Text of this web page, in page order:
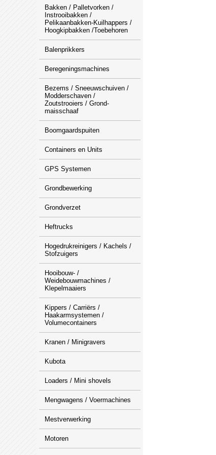
Bakken / Palletvorken /
Instrooibakken /
Pelikaanbakken-Kuilhappers /
Hoogkipbakken /Toebehoren
Balenprikkers
Beregeningsmachines
Bezems / Sneeuwschuiven /
Modderschaven /
Zoutstrooiers / Grond-
maisschaaf
Boomgaardspuiten
Containers en Units
GPS Systemen
Grondbewerking
Grondverzet
Heftrucks
Hogedrukreinigers / Kachels /
Stofzuigers
Hooibouw- /
Weidebouwmachines /
Klepelmaaiers
Kippers / Carriërs /
Haakarmsystemen /
Volumecontainers
Kranen / Minigravers
Kubota
Loaders / Mini shovels
Mengwagens / Voermachines
Mestverwerking
Motoren